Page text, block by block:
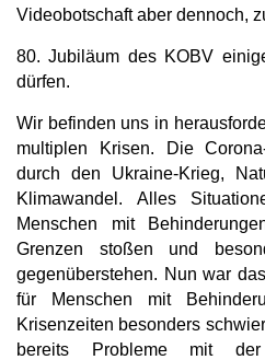
Videobotschaft aber dennoch,
80. Jubiläum des KOBV
dürfen.
Wir befinden uns in
multiplen Krisen. Die
durch den Ukraine-Krieg,
Klimawandel. Alles
Menschen mit
Grenzen stoßen und
gegenüberstehen. Nun war
für Menschen mit
Krisenzeiten besonders
bereits Probleme mit